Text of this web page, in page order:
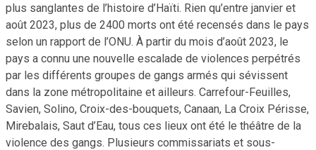
plus sanglantes de l’histoire d’Haïti. Rien qu’entre janvier et
août 2023, plus de 2400 morts ont été recensés dans le pays
selon un rapport de l’ONU. À partir du mois d’août 2023, le
pays a connu une nouvelle escalade de violences perpétrés
par les différents groupes de gangs armés qui sévissent
dans la zone métropolitaine et ailleurs. Carrefour-Feuilles,
Savien, Solino, Croix-des-bouquets, Canaan, La Croix Périsse,
Mirebalais, Saut d’Eau, tous ces lieux ont été le théâtre de la
violence des gangs. Plusieurs commissariats et sous-